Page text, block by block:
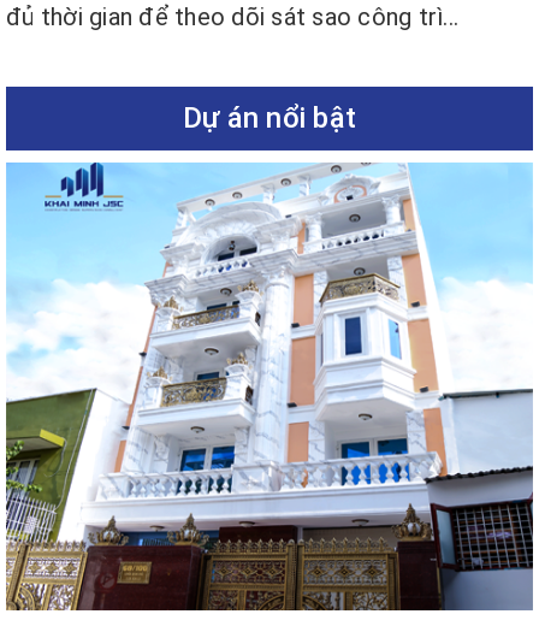
đủ thời gian để theo dõi sát sao công trì...
Dự án nổi bật